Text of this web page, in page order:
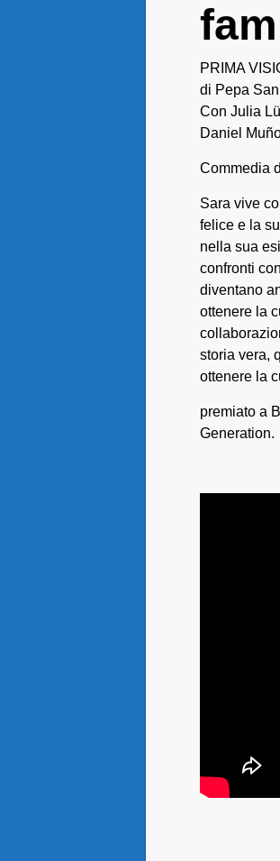
PRIMA
di Pepa
Con Julia
Daniel
Commedia
Sara vive
felice e la
nella sua
confronti
diventano
ottenere la
storia vera,
ottenere la
premiato a
Generation.